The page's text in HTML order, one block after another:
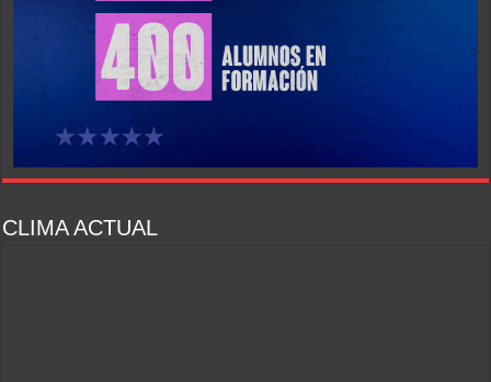
CLIMA ACTUAL